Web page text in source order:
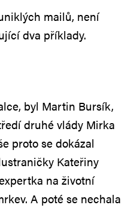
mailů, není
dva příklady.
byl Martin Bursík,
druhé vlády Mirka
proto se dokázal
Kateřiny
na životní
A poté se nechala